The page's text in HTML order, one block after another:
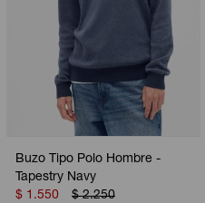
Buzo Tipo Polo Hombre -
Tapestry Navy
$ 1.550 $ 2.250